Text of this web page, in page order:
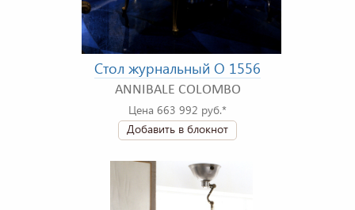
Стол журнальный O 1556
ANNIBALE COLOMBO
Цена 663 992 руб.*
Добавить в блокнот